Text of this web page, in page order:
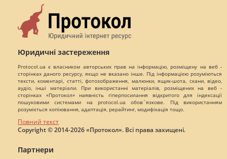
Юридичні застереження
Protocol.ua є власником авторських прав на інформацію, розміщену на веб -
сторінках даного ресурсу, якщо не вказано інше. Під інформацією розуміються
тексти, коментарі, статті, фотозображення, малюнки, ящик-шота, скани, відео,
аудіо, інші матеріали. При використанні матеріалів, розміщених на веб -
сторінках «Протокол» наявність гіперпосилання відкритого для індексації
пошуковими системами на protocol.ua обов`язкове. Під використанням
розуміється копіювання, адаптація, рерайтинг, модифікація тощо.
Повний текст
Copyright © 2014-2026 «Протокол». Всі права захищені.
Партнери